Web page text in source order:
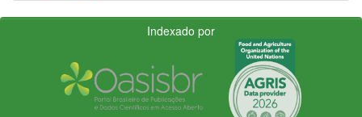
Indexado por